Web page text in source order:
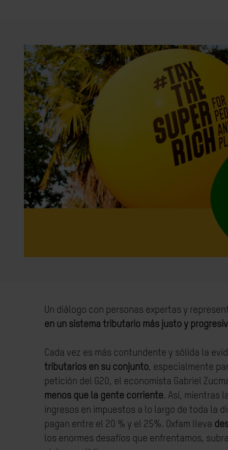
Un diálogo con personas expertas y
en un sistema tributario más justo y
Cada vez es más contundente y sólida la
tributarios en su conjunto, especialmente
petición del G20, el economista Gabriel
menos que la gente corriente. Así, mientras
ingresos en impuestos a lo largo de toda la
pagan entre el 20 % y el 25%. Oxfam lleva
los enormes desafíos que enfrentamos,